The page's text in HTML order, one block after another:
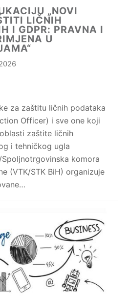
„NOVI
LIČNIH
I GDPR: PRAVNA I
U
za zaštitu ličnih podataka
Officer) i sve one koji
zaštite ličnih
i tehničkog ugla
komora
(VTK/STK BiH) organizuje